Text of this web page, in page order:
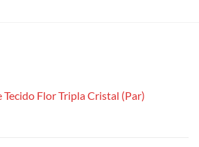
na
na
Tecido Flor Tripla Cristal (Par)